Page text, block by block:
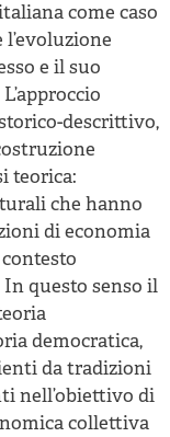
come caso
e il suo
descrittivo,
teorica:
che hanno
di economia
questo senso il
democratica,
da tradizioni
nell’obiettivo di
collettiva